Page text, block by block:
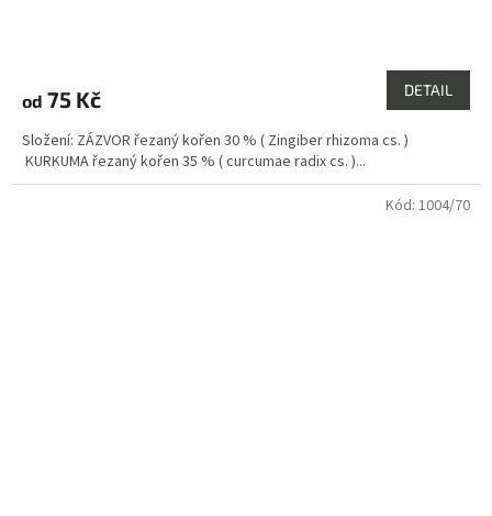
je
z
5
hvězdiček.
od 75 Kč DETAIL
Složení: ZÁZVOR řezaný kořen 30 % ( Zingiber rhizoma cs. )
KURKUMA řezaný kořen 35 % ( curcumae radix cs. )...
Kód: 1004/70